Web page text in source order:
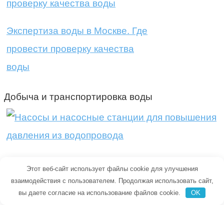
Экспертиза воды в Москве. Где
провести проверку качества
воды
Добыча и транспортировка воды
повышения давления из
водопровода
Этот веб-сайт использует файлы cookie для улучшения
взаимодействия с пользователем. Продолжая использовать сайт,
вы даете согласие на использование файлов cookie.
OK